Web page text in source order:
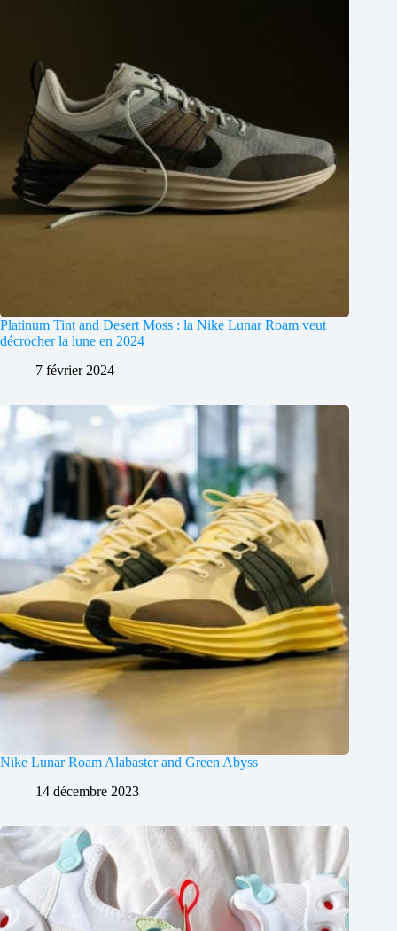
Platinum Tint and Desert Moss : la Nike Lunar Roam veut
décrocher la lune en 2024
7 février 2024
Nike Lunar Roam Alabaster and Green Abyss
14 décembre 2023